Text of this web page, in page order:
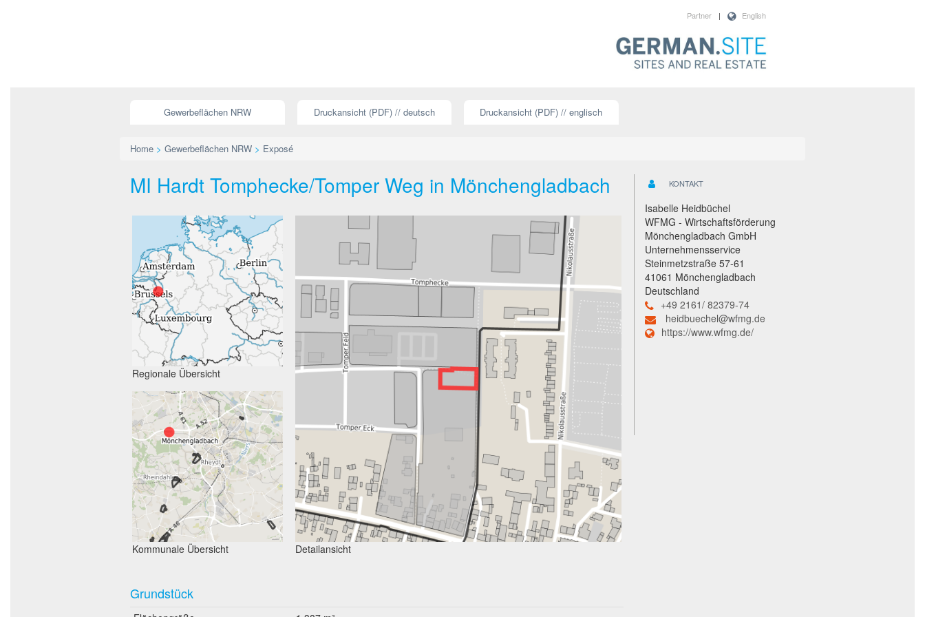
English
|
Partner
Gewerbeflächen NRW Druckansicht (PDF) // deutsch Druckansicht (PDF) // englisch
Home > Gewerbeflächen NRW > Exposé
MI Hardt Tomphecke/Tomper Weg in Mönchengladbach
Regionale Übersicht
Kommunale Übersicht Detailansicht
Grundstück
KONTAKT
Isabelle Heidbüchel
WFMG - Wirtschaftsförderung
Mönchengladbach GmbH
Unternehmensservice
Steinmetzstraße 57-61
41061 Mönchengladbach
Deutschland
+49 2161/ 82379-74
heidbuechel@wfmg.de
https://www.wfmg.de/